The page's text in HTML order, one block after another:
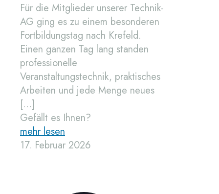
Für die Mitglieder unserer Technik-
AG ging es zu einem besonderen
Fortbildungstag nach Krefeld.
Einen ganzen Tag lang standen
professionelle
Veranstaltungstechnik, praktisches
Arbeiten und jede Menge neues
[…]
Gefällt es Ihnen?
mehr lesen
17. Februar 2026